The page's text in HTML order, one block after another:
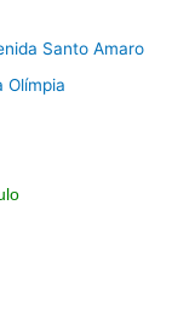
Santo Amaro
Olímpia